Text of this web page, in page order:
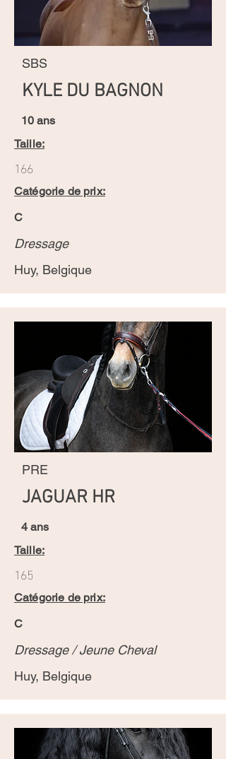
SBS
KYLE DU BAGNON
10 ans
Taille:
166
Catégorie de prix:
C
Dressage
Huy, Belgique
PRE
JAGUAR HR
4 ans
Taille:
165
Catégorie de prix:
C
Dressage / Jeune Cheval
Huy, Belgique